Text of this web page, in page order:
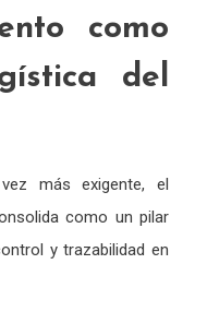
como
del
más exigente, el
como un pilar
y trazabilidad en